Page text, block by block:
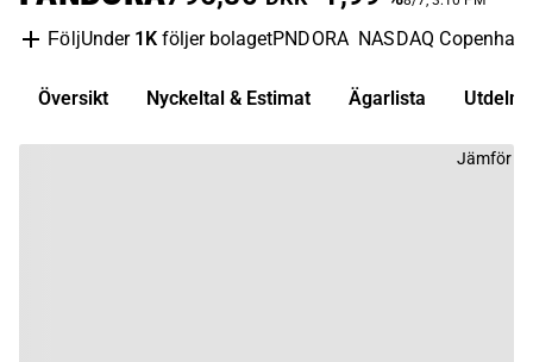
FöljUnder 1K följer bolagetPNDORA NASDAQ
Översikt Nyckeltal & Estimat Ägarlista
Jämför